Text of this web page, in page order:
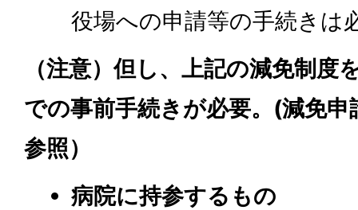
役場への申請等の手続きは
（注意）但し、上記の減免制度
での事前手続きが必要。(減免
参照）
病院に持参するもの